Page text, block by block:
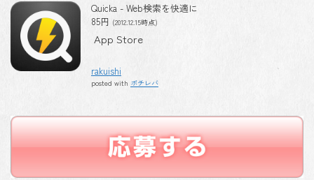
Quicka - Web検索を快適に
85円 (2012.12.15時点)
App Store
rakuishi
posted with ポチレバ